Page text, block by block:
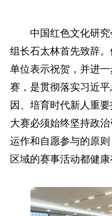
中国红色文化研
组长石太林首先致辞
单位表示祝贺，并进
赛，是贯彻落实习近
因、培育时代新人重
大赛必须始终坚持政
运作和自愿参与的原
区域的赛事活动都健康